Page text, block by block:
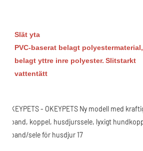
Slät yta
PVC-baserat belagt polyestermaterial,
belagt yttre inre polyester. Slitstarkt
vattentätt